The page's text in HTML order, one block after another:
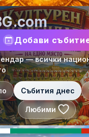
Добави
— всички
Събития днес
Любими